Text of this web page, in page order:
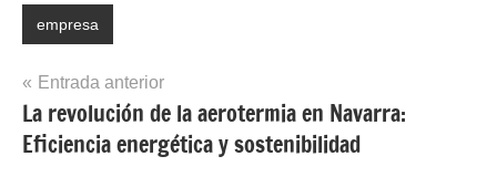
empresa
Navegación
de
entradas
Entrada anterior
La revolución de la aerotermia en Navarra:
Eficiencia energética y sostenibilidad